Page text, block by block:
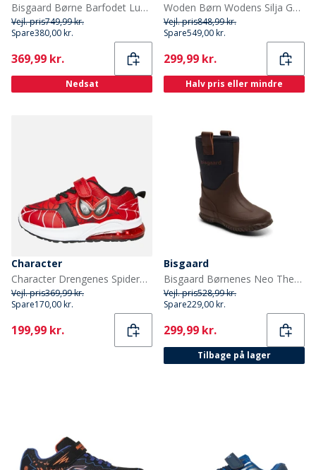
Bisgaard Børne Barfodet Luna Sko Cacao
Vejl. pris749,99 kr.
Spare380,00 kr.
Current
369,99 kr.
Nedsat
Woden Børn Wodens Silja Gummistøvler 295 Dark Olive
Vejl. pris848,99 kr.
Spare549,00 kr.
Current
299,99 kr.
Halv pris eller mindre
Character
Character Drengenes Spiderman Øjne Lys Op Træningssko Røde
Vejl. pris369,99 kr.
Spare170,00 kr.
Current
199,99 kr.
Bisgaard
Bisgaard Børnenes Neo Thermo Gummistøvler Blå
Vejl. pris528,99 kr.
Spare229,00 kr.
Current
299,99 kr.
Tilbage på lager